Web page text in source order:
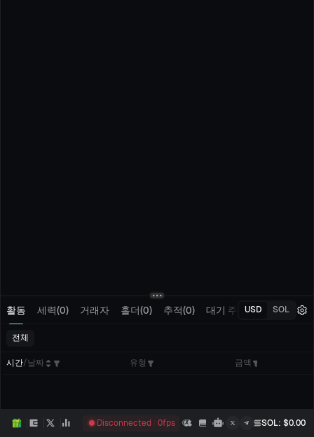
활동 세력(0) 거래자 홀더(0) 추적(0) 대기 주문 내 거래
USD SOL
전체
시간/날짜 유형 금액
Disconnected 0fps SOL: $0.00